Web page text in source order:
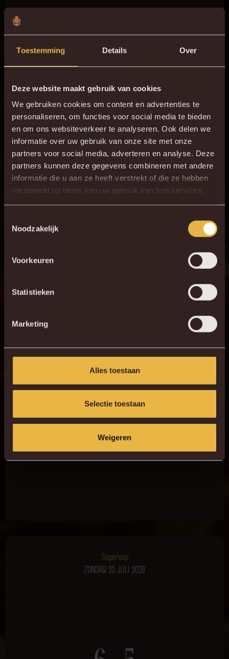
Toestemming Details Over
Deze website maakt gebruik van cookies
We gebruiken cookies om content en advertenties te
personaliseren, om functies voor social media te bieden
en om ons websiteverkeer te analyseren. Ook delen we
informatie over uw gebruik van onze site met onze
partners voor social media, adverteren en analyse. Deze
partners kunnen deze gegevens combineren met andere
informatie die u aan ze heeft verstrekt of die ze hebben
verzameld op basis van uw gebruik van hun services.
Noodzakelijk
Voorkeuren
Statistieken
Marketing
Alles toestaan
Selectie toestaan
Weigeren
Supercup
ZONDAG 23 JULI 2023